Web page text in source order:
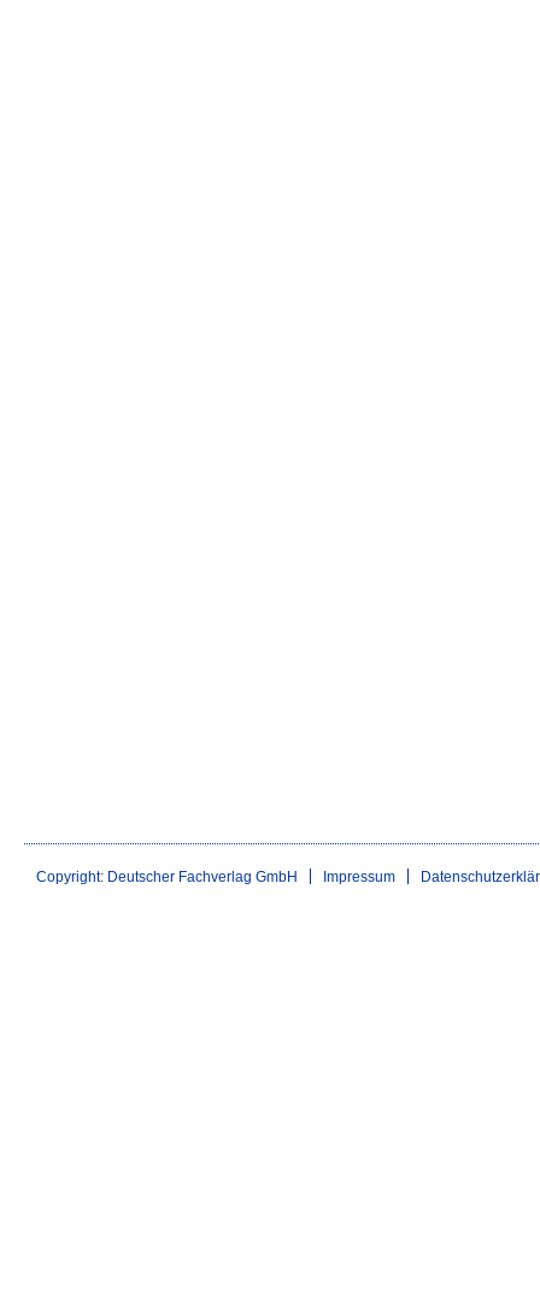
Copyright: Deutscher Fachverlag GmbH Impressum